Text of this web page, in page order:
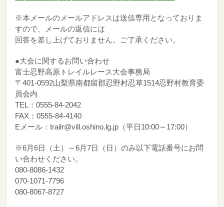
※本メールのメールアドレスは送信専用となっておりま
すので、メールの返信には
回答を差し上げておりません。ご了承ください。
●大会に関するお問い合わせ
富士忍野高原トレイルレース大会事務局
〒401-0592山梨県南都留郡忍野村忍草1514忍野村教育委
員会内
TEL：0555-84-2042
FAX：0555-84-4140
Eメール：trailr@vill.oshino.lg.jp（平日10:00～17:00）
※6月6日（土）～6月7日（日）のみ以下電話番号にお問
い合わせください。
080-8086-1432
070-1071-7796
080-8067-8727